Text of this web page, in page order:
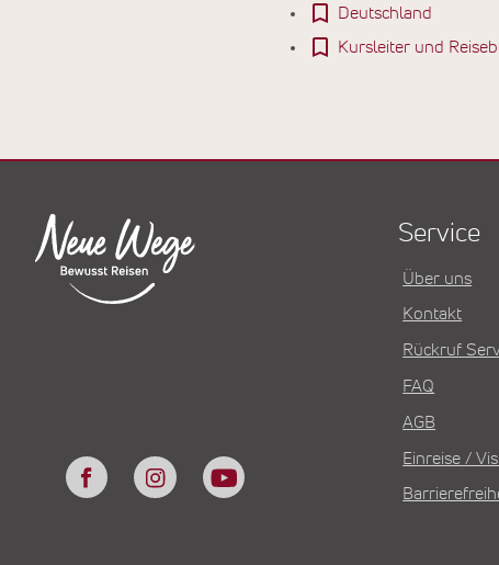
Deutschland
Kursleiter und
Service
Über uns
Kontakt
Rückruf
FAQ
AGB
Einreise /